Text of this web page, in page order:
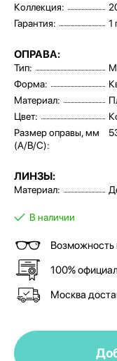
Коллекция:
Гарантия:
1
ОПРАВА:
Тип:
Форма:
Материал:
Цвет:
Размер оправы, мм
(A/B/C):
ЛИНЗЫ:
Материал:
В наличии
Возможность
100%
Москва